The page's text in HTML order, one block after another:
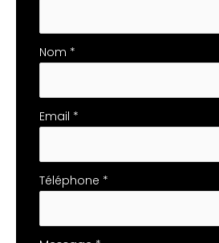
avec
téléphone
Nom *
Email *
Téléphone *